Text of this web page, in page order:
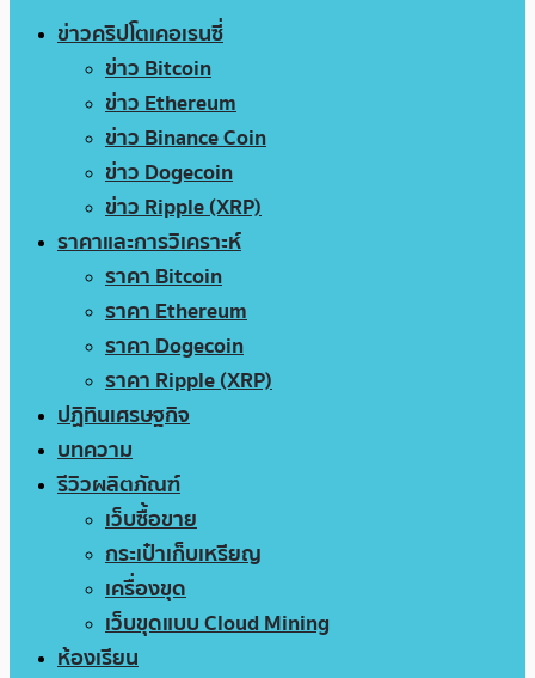
ข่าวคริปโตเคอเรนซี่
ข่าว Bitcoin
ข่าว Ethereum
ข่าว Binance Coin
ข่าว Dogecoin
ข่าว Ripple (XRP)
ราคาและการวิเคราะห์
ราคา Bitcoin
ราคา Ethereum
ราคา Dogecoin
ราคา Ripple (XRP)
ปฏิทินเศรษฐกิจ
บทความ
รีวิวผลิตภัณฑ์
เว็บซื้อขาย
กระเป๋าเก็บเหรียญ
เครื่องขุด
เว็บขุดแบบ Cloud Mining
ห้องเรียน